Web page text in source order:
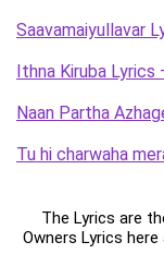
Saavamaiyullavar
Ithna Kiruba
Naan Partha
Tu hi charwaha
The Lyrics are
Owners Lyrics